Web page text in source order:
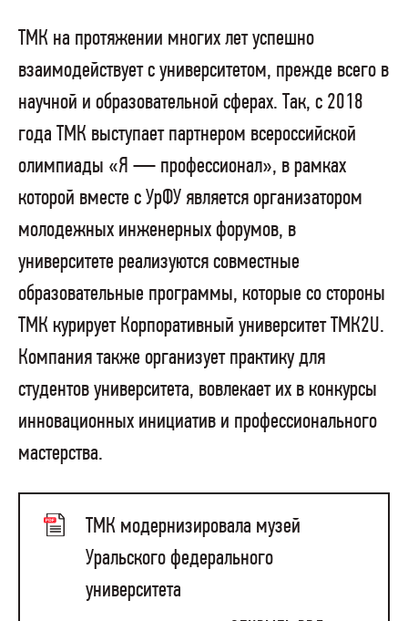
ТМК на протяжении многих лет успешно
взаимодействует с университетом, прежде всего в
научной и образовательной сферах. Так, с 2018
года ТМК выступает партнером всероссийской
олимпиады «Я — профессионал», в рамках
которой вместе с УрФУ является организатором
молодежных инженерных форумов, в
университете реализуются совместные
образовательные программы, которые со стороны
ТМК курирует Корпоративный университет ТМК2U.
Компания также организует практику для
студентов университета, вовлекает их в конкурсы
инновационных инициатив и профессионального
мастерства.
ТМК модернизировала музей
Уральского федерального
университета